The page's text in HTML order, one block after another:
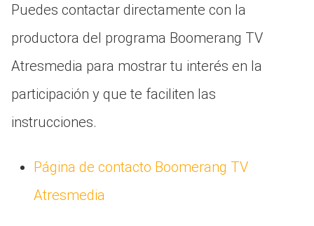
Puedes contactar directamente con la
productora del programa Boomerang TV
Atresmedia para mostrar tu interés en la
participación y que te faciliten las
instrucciones.
Página de contacto Boomerang TV
Atresmedia